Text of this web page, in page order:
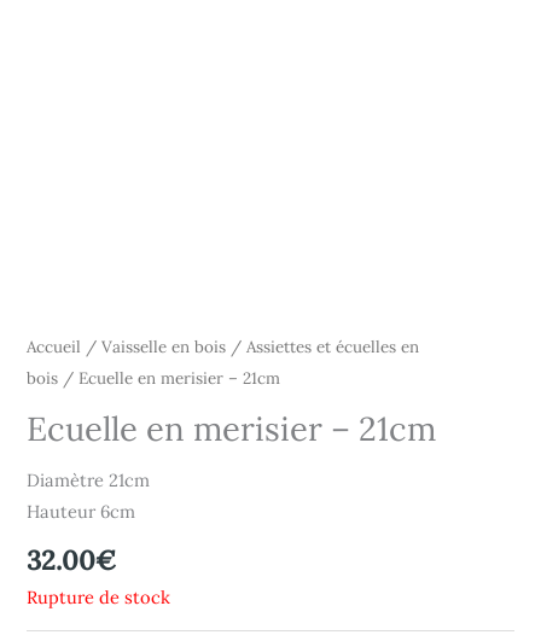
Accueil /Vaisselle en bois / Assiettes et écuelles en
bois / Ecuelle en merisier – 21cm
Ecuelle en merisier – 21cm
Diamètre 21cm
Hauteur 6cm
32.00€
Rupture de stock